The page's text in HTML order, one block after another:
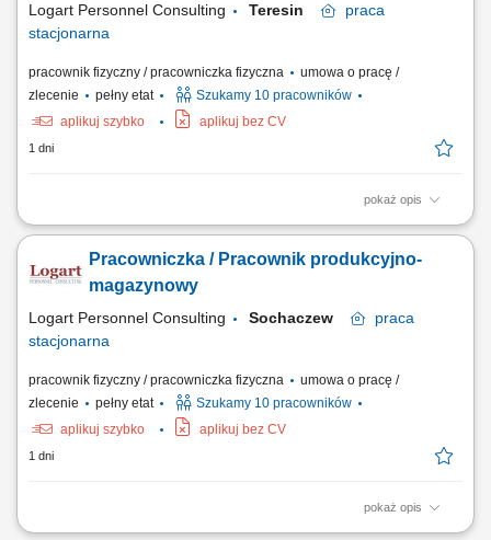
Logart Personnel Consulting Teresin
praca
stacjonarna
pracownik fizyczny / pracowniczka fizyczna
umowa o pracę /
zlecenie
pełny etat
Szukamy 10 pracowników
aplikuj szybko
aplikuj bez CV
1 dni
pokaż opis
Zakres obowiązków: Obsługa maszyn i urządzeń na linii produkcyjnej;
Przyjmowanie, kompletowanie i wydawanie towarów; Prawidłowe
rozmieszczanie asortymentu w strefie magazynu; Dbanie o porządek i
Pracowniczka / Pracownik produkcyjno-
magazynowy
Logart Personnel Consulting Sochaczew
praca
stacjonarna
pracownik fizyczny / pracowniczka fizyczna
umowa o pracę /
zlecenie
pełny etat
Szukamy 10 pracowników
aplikuj szybko
aplikuj bez CV
1 dni
pokaż opis
Zakres obowiązków: Obsługa maszyn i urządzeń na linii produkcyjnej;